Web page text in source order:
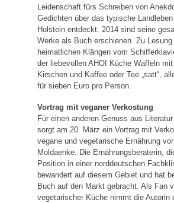
Leidenschaft fürs Schreiben von
Gedichten über das typische
Holstein entdeckt. 2014 sind seine
Werke als Buch erschienen. Zu Lesung
heimatlichen Klängen vom
der liebevollen AHOI Küche Waffeln
Kirschen und Kaffee oder Tee „satt“,
für sieben Euro pro Person.
Vortrag mit veganer Verkostung
Für einen anderen Genuss aus
sorgt am 20. März ein Vortrag mit
vegane und vegetarische Ernährung
Moldaenke. Die Ernährungsberaterin,
Position in einer norddeutschen
bewandert auf diesem Gebiet und hat
Buch auf den Markt gebracht. Als Fan
vegetarischer Küche nimmt die Autorin